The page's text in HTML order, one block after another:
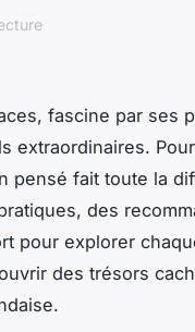
fascine par ses
extraordinaires.
pensé fait toute la
des
pour explorer
des trésors